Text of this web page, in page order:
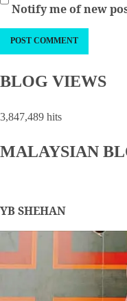
Notify me of new
BLOG VIEWS
3,847,489 hits
MALAYSIAN
YB SHEHAN